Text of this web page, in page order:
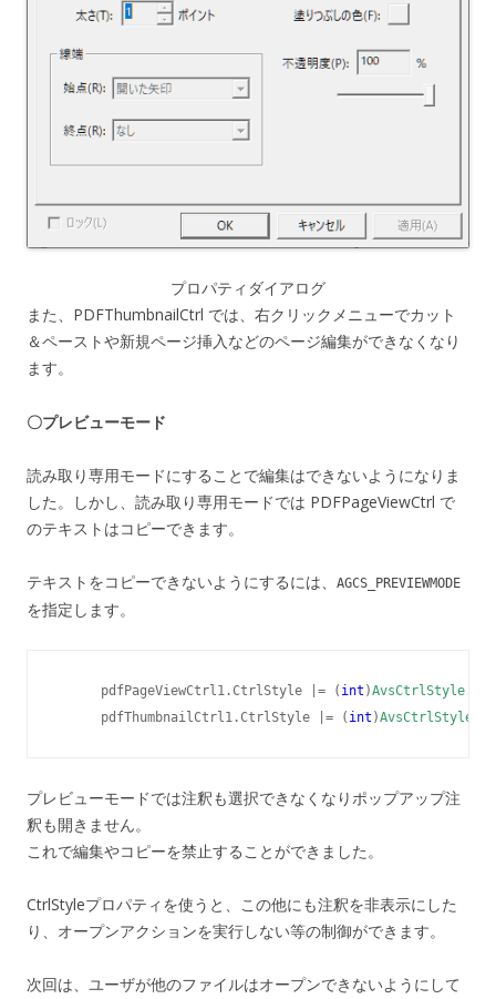
プロパティダイアログ
また、PDFThumbnailCtrl では、右クリックメニューでカット
＆ペーストや新規ページ挿入などのページ編集ができなくなり
ます。
〇プレビューモード
読み取り専用モードにすることで編集はできないようになりま
した。しかし、読み取り専用モードでは PDFPageViewCtrl で
のテキストはコピーできます。
テキストをコピーできないようにするには、 AGCS_PREVIEWMODE
を指定します。
      pdfPageViewCtrl1.CtrlStyle |= (
int )AvsCtrlStyle
      pdfThumbnailCtrl1.CtrlStyle |= (
int )AvsCtrlStyle
プレビューモードでは注釈も選択できなくなりポップアップ注
釈も開きません。
これで編集やコピーを禁止することができました。
CtrlStyleプロパティを使うと、この他にも注釈を非表示にした
り、オープンアクションを実行しない等の制御ができます。
次回は、ユーザが他のファイルはオープンできないようにして